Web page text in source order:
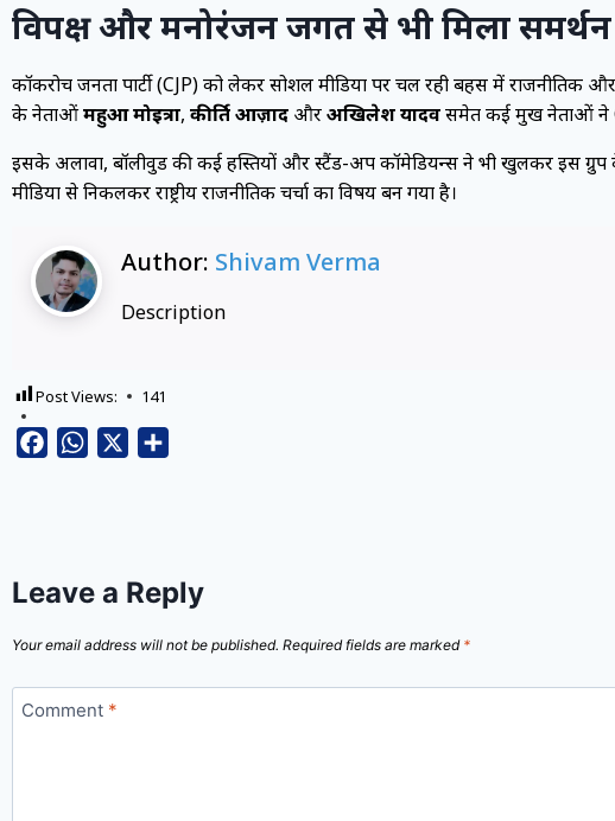
विपक्ष और मनोरंजन जगत से भी मिला समर्थन
कॉकरोच जनता पार्टी (CJP) को लेकर सोशल मीडिया पर चल रही बहस में राजनीतिक
के नेताओंमहुआ मोइत्रा, कीर्ति आज़ाद औरअखिलेश यादवसमेत कई प्रमुख नेताओं ने
इसके अलावा, बॉलीवुड की कई हस्तियों और स्टैंड-अप कॉमेडियन्स ने भी खुलकर इस
मीडिया से निकलकर राष्ट्रीय राजनीतिक चर्चा का विषय बन गया है।
Author: Shivam Verma
Description
Post Views: 141
FacebookWhatsApp
Leave a Reply
Your email address will not be published. Required fields are marked *
Comment *